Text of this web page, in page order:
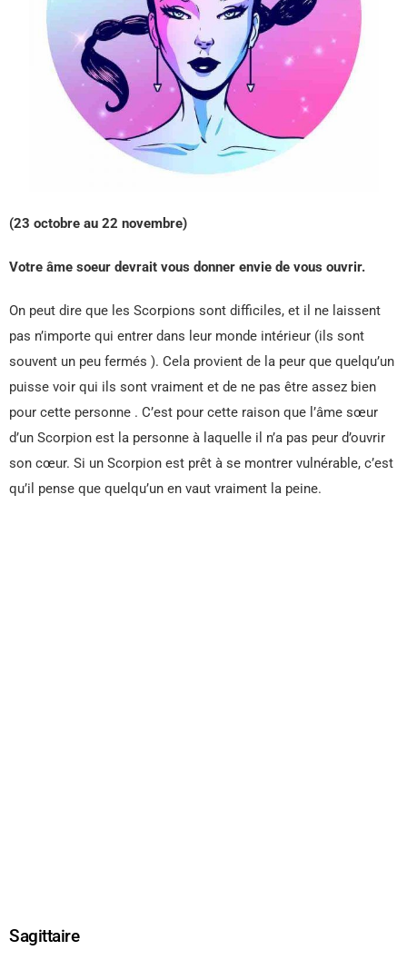
(23 octobre au 22 novembre)
Votre âme soeur devrait vous donner envie de vous ouvrir.
On peut dire que les Scorpions sont difficiles, et il ne laissent
pas n’importe qui entrer dans leur monde intérieur (ils sont
souvent un peu fermés ). Cela provient de la peur que quelqu’un
puisse voir qui ils sont vraiment et de ne pas être assez bien
pour cette personne . C’est pour cette raison que l’âme sœur
d’un Scorpion est la personne à laquelle il n’a pas peur d’ouvrir
son cœur. Si un Scorpion est prêt à se montrer vulnérable, c’est
qu’il pense que quelqu’un en vaut vraiment la peine.
Sagittaire